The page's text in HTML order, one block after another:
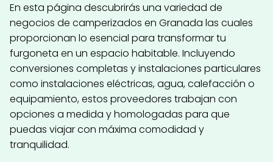
En esta página descubrirás una variedad de
negocios de camperizados en Granada las cuales
proporcionan lo esencial para transformar tu
furgoneta en un espacio habitable. Incluyendo
conversiones completas y instalaciones particulares
como instalaciones eléctricas, agua, calefacción o
equipamiento, estos proveedores trabajan con
opciones a medida y homologadas para que
puedas viajar con máxima comodidad y
tranquilidad.